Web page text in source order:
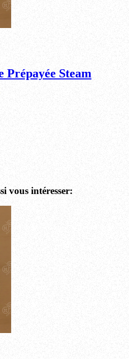
Prépayée Steam
vous intéresser: